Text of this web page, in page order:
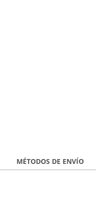
MÉTODOS DE ENVÍO